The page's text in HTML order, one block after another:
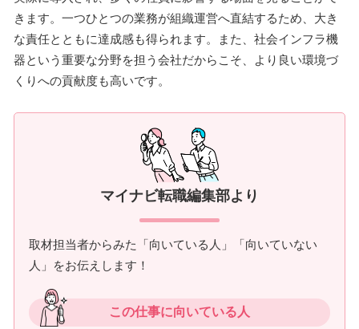
きます。一つひとつの業務が組織運営へ直結するため、大き
な責任とともに達成感も得られます。また、社会インフラ機
器という重要な分野を担う会社だからこそ、より良い環境づ
くりへの貢献度も高いです。
マイナビ転職編集部より
取材担当者からみた「向いている人」「向いていない
人」をお伝えします！
この仕事に向いている人